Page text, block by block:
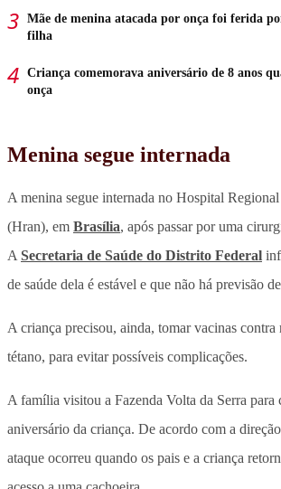
Mãe de menina atacada por onça foi ferida
filha
Criança comemorava aniversário de 8 anos
onça
Menina segue internada
A menina segue internada no Hospital
(Hran), em Brasília, após passar por uma
A Secretaria de Saúde do Distrito Federal
de saúde dela é estável e que não há previsão
A criança precisou, ainda, tomar vacinas contra
tétano, para evitar possíveis complicações.
A família visitou a Fazenda Volta da Serra para
aniversário da criança. De acordo com a
ataque ocorreu quando os pais e a criança